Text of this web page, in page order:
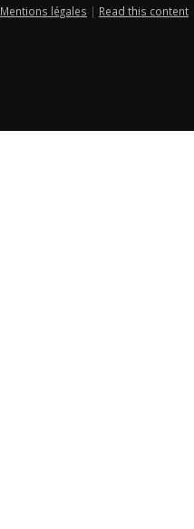
Mentions légales | Read this content